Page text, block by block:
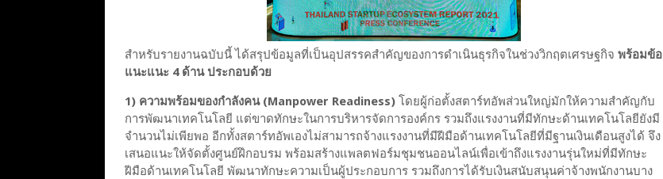
สำหรับรายงานฉบับนี้ ได้สรุปข้อมูลที่เป็นอุปสรรคสำคัญของการดำเนินธุรกิจในช่วงวิกฤตเศรษฐกิจ พร้อมข้อ
แนะแนะ 4 ด้าน ประกอบด้วย
1) ความพร้อมของกำลังคน (Manpower Readiness) โดยผู้ก่อตั้งสตาร์ทอัพส่วนใหญ่มักให้ความสำคัญกับ
การพัฒนาเทคโนโลยี แต่ขาดทักษะในการบริหารจัดการองค์กร รวมถึงแรงงานที่มีทักษะด้านเทคโนโลยียังมี
จำนวนไม่เพียพอ อีกทั้งสตาร์ทอัพเองไม่สามารถจ้างแรงงานที่มีฝีมือด้านเทคโนโลยีที่มีฐานเงินเดือนสูงได้ จึง
เสนอแนะให้จัดตั้งศูนย์ฝึกอบรม พร้อมสร้างแพลตฟอร์มชุมชนออนไลน์เพื่อเข้าถึงแรงงานรุ่นใหม่ที่มีทักษะ
ฝีมือด้านเทคโนโลยี พัฒนาทักษะความเป็นผู้ประกอบการ รวมถึงการได้รับเงินสนับสนุนค่าจ้างพนักงานบาง